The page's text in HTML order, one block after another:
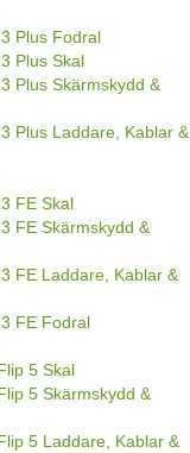
Plus Fodral
Plus Skal
Plus Skärmskydd &
Plus Laddare, Kablar &
FE Skal
FE Skärmskydd &
FE Laddare, Kablar &
FE Fodral
5 Skal
5 Skärmskydd &
5 Laddare, Kablar &